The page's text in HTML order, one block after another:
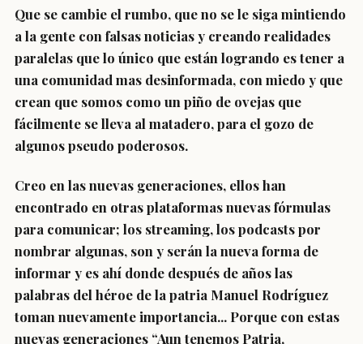
Que se cambie el rumbo, que no se le siga mintiendo
a la gente con falsas noticias y creando realidades
paralelas que lo único que están logrando es tener a
una comunidad mas desinformada, con miedo y que
crean que somos como un piño de ovejas que
fácilmente se lleva al matadero, para el gozo de
algunos pseudo poderosos.
Creo en las nuevas generaciones, ellos han
encontrado en otras plataformas nuevas fórmulas
para comunicar; los streaming, los podcasts por
nombrar algunas, son y serán la nueva forma de
informar y es ahí donde después de años las
palabras del héroe de la patria Manuel Rodríguez
toman nuevamente importancia... Porque con estas
nuevas generaciones “Aun tenemos Patria,